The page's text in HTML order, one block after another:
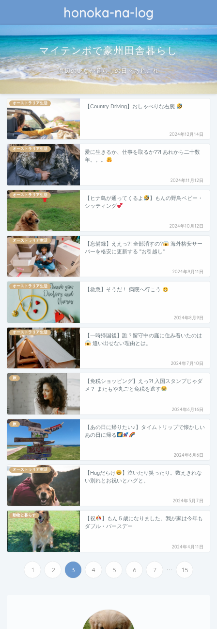
honoka-na-log
マイテンポで豪州田舎暮らし
海辺のいなか暮らしの日々あれこれ
オーストラリア生活
【Country Driving】おしゃべりな右腕
2024年12月14日
オーストラリア生活
愛に生きるか、仕事を取るか??! あれから二十数
年。。。
2024年11月12日
オーストラリア生活
【ヒナ鳥が通ってくるよ
】もんの野鳥ベビー・
シッティング
2024年10月12日
オーストラリア生活
【忘備録】ええっ?! 全部消すの?
海外格安サー
バーを格安に更新する "お引越し"
2024年9月11日
オーストラリア生活
【救急】そうだ！ 病院へ行こう
2024年8月9日
オーストラリア生活
【一時帰国後】誰？留守中の庭に住み着いたのは
追い出せない理由とは。
2024年7月10日
旅
【免税ショッピング】えっ?! 入国スタンプじゃダ
メ？ またもや丸ごと免税を逃す
2024年6月16日
旅
【あの日に帰りたい♪】タイムトリップで懐かしい
あの日に帰る
2024年6月6日
オーストラリア生活
【Hugだらけ
】泣いたり笑ったり。数えきれな
い別れとお祝いとハグと。
2024年5月7日
動物と暮らす
【祝
】もん５歳になりました。我が家は今年も
ダブル・バースデー
2024年4月11日
1 2 3 4 5 6 7 ... 15